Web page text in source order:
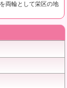
両輪として栄区の地